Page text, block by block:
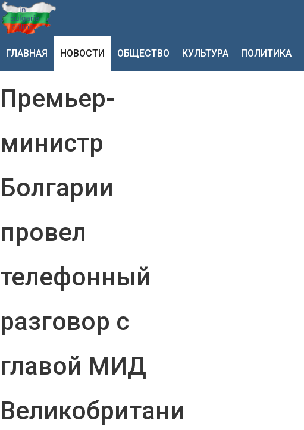
ГЛАВНАЯ НОВОСТИ ОБЩЕСТВО КУЛЬТУРА ПОЛИТИКА
Премьер-
министр
Болгарии
провел
телефонный
разговор с
главой МИД
Великобритани